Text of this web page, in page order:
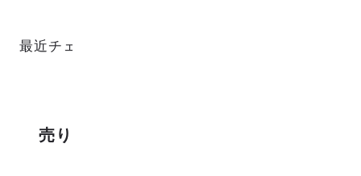
最近チェックした商品
売り上げランキング